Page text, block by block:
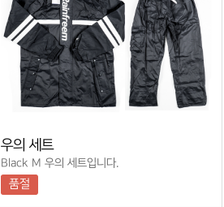
우의 세트
Black M 우의 세트입니다.
품절